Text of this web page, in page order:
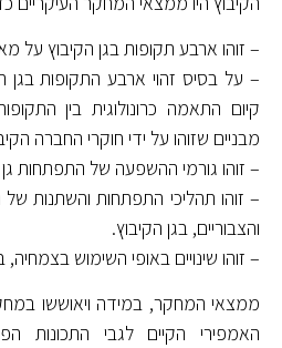
– זוהו ארבע תקופות בגן הקיבוץ על
– על בסיס זהוי ארבע התקופות
קיום התאמה כרונולוגית בין
מבניים שזוהו על ידי חוקרי החברה
– זוהו גורמי ההשפעה של התפתחות גן
– זוהו תהליכי התפתחות והשתנות
והצבוריים, בגן הקיבוץ.
– זוהו שינויים באופי השימוש
ממצאי המחקר, במידה ויאוששו
האמפירי הקיים לגבי התכונות